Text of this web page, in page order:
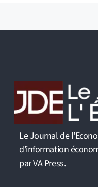
Le Journal de
d'information
par VA Press.